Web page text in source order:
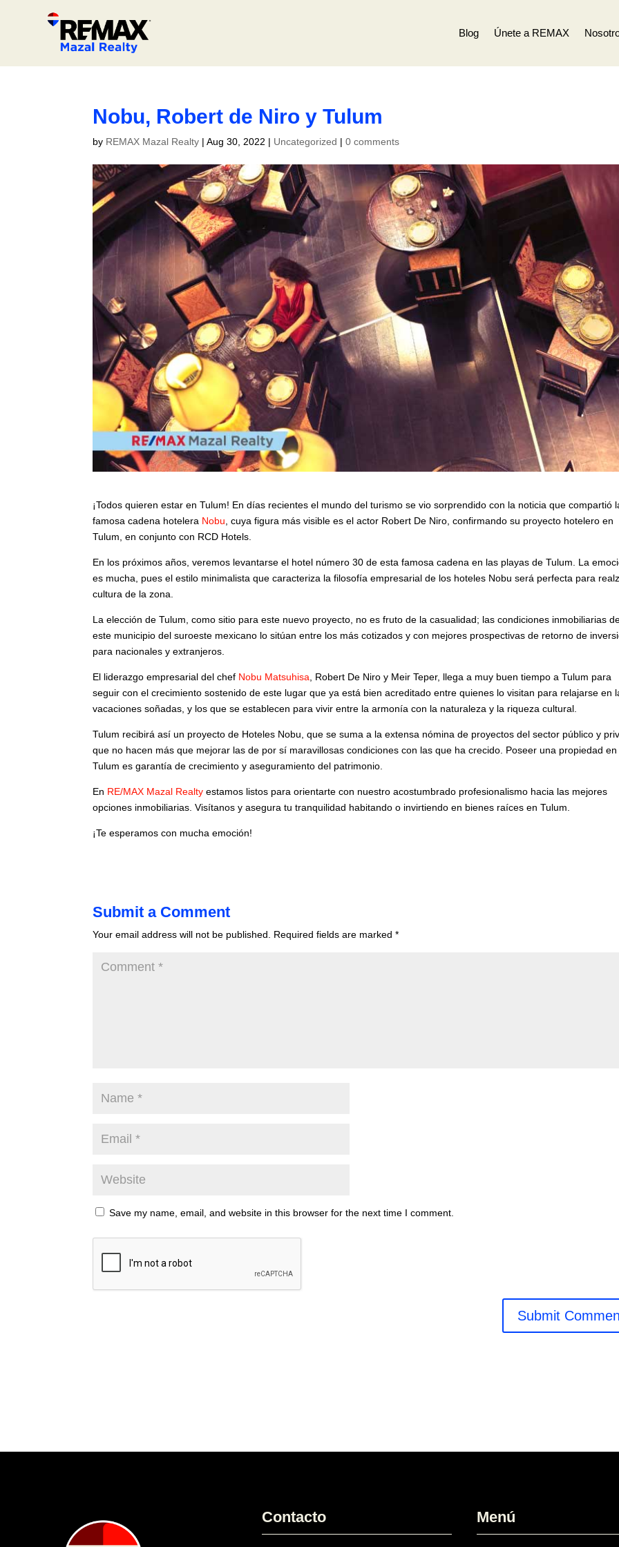
Blog Únete a REMAX
Nobu, Robert de Niro y Tulum
by REMAX Mazal Realty |Aug 30, 2022 | Uncategorized |0 comments
¡Todos quieren estar en Tulum! En días recientes el mundo del turismo se vio sorprendido con la noticia que compartió
famosa cadena hotelera Nobu, cuya figura más visible es el actor Robert De Niro, confirmando su proyecto hotelero en
Tulum, en conjunto con RCD Hotels.
En los próximos años, veremos levantarse el hotel número 30 de esta famosa cadena en las playas de Tulum. La
es mucha, pues el estilo minimalista que caracteriza la filosofía empresarial de los hoteles Nobu será perfecta para
cultura de la zona.
La elección de Tulum, como sitio para este nuevo proyecto, no es fruto de la casualidad; las condiciones inmobiliarias
este municipio del suroeste mexicano lo sitúan entre los más cotizados y con mejores prospectivas de retorno de
para nacionales y extranjeros.
El liderazgo empresarial del chef Nobu Matsuhisa, Robert De Niro y Meir Teper, llega a muy buen tiempo a Tulum para
seguir con el crecimiento sostenido de este lugar que ya está bien acreditado entre quienes lo visitan para relajarse en
vacaciones soñadas, y los que se establecen para vivir entre la armonía con la naturaleza y la riqueza cultural.
Tulum recibirá así un proyecto de Hoteles Nobu, que se suma a la extensa nómina de proyectos del sector público y
que no hacen más que mejorar las de por sí maravillosas condiciones con las que ha crecido. Poseer una propiedad en
Tulum es garantía de crecimiento y aseguramiento del patrimonio.
En RE/MAX Mazal Realty estamos listos para orientarte con nuestro acostumbrado profesionalismo hacia las mejores
opciones inmobiliarias. Visítanos y asegura tu tranquilidad habitando o invirtiendo en bienes raíces en Tulum.
¡Te esperamos con mucha emoción!
Submit a Comment
Your email address will not be published. Required fields are marked*
Save my name, email, and website in this browser for the next time I comment.
Contacto Menú